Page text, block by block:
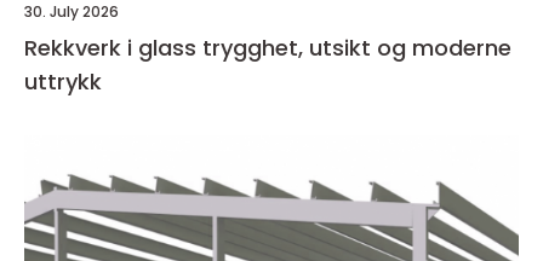
30. July 2026
Rekkverk i glass trygghet, utsikt og moderne
uttrykk